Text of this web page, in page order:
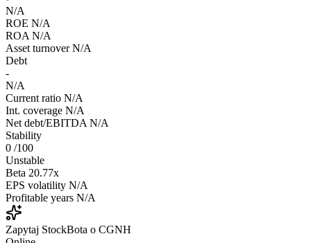
N/A
ROE N/A
ROA N/A
Asset turnover N/A
Debt
-
N/A
Current ratio N/A
Int. coverage N/A
Net debt/EBITDA N/A
Stability
0 /100
Unstable
Beta 20.77x
EPS volatility N/A
Profitable years N/A
Zapytaj StockBota o CGNH